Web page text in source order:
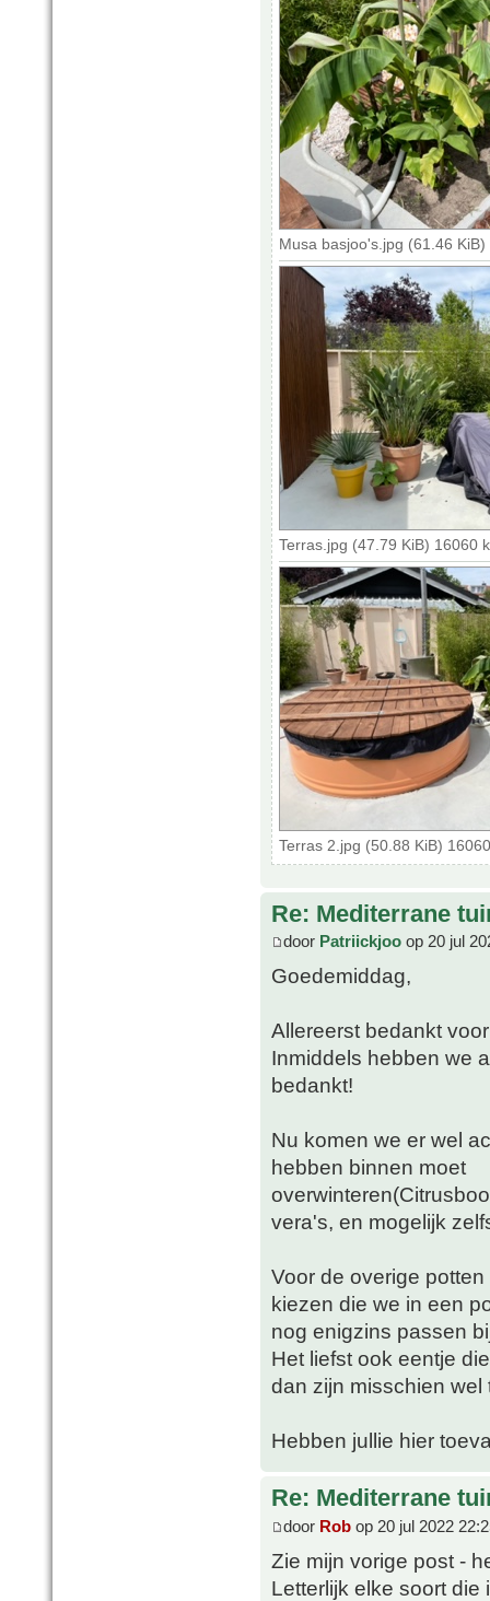
Musa basjoo's.jpg (61.46
Terras.jpg (47.79 KiB) 16060
Terras 2.jpg (50.88 KiB)
Re: Mediterrane
door Patriickjoo op 20 jul
Goedemiddag,
Allereerst bedankt
Inmiddels hebben we
bedankt!
Nu komen we er wel
hebben binnen moet
vera's, en mogelijk
Voor de overige
kiezen die we in een
nog enigzins passen
Het liefst ook eentje
dan zijn misschien
Hebben jullie hier
Re: Mediterrane
door Rob op 20 jul 2022
Zie mijn vorige post -
Letterlijk elke soort